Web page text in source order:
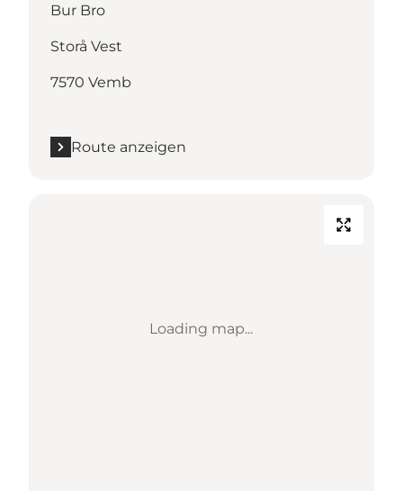
Bur Bro
Storå Vest
7570 Vemb
Route anzeigen
Loading map...